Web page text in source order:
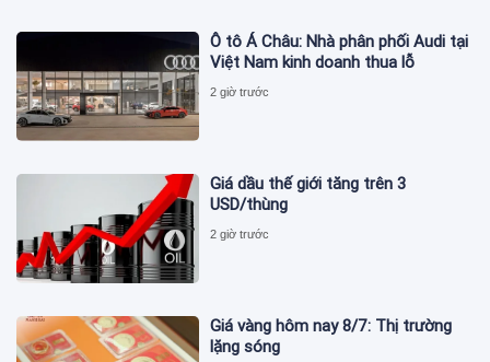
Ô tô Á Châu: Nhà phân phối Audi tại
Việt Nam kinh doanh thua lỗ
2 giờ trước
Giá dầu thế giới tăng trên 3
USD/thùng
2 giờ trước
Giá vàng hôm nay 8/7: Thị trường
lặng sóng